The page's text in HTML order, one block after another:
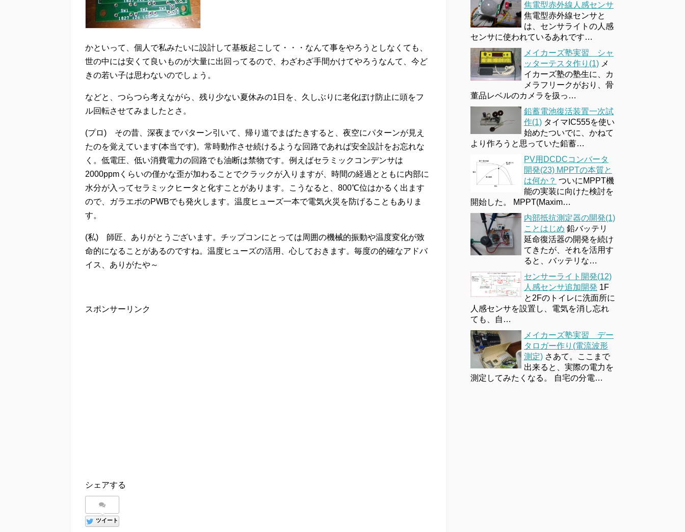
かといって、個人で私みたいに設計して基板起こして・・・なんて事をやろうとしなくても、
世の中には安くて良いものが大量に出回ってるので、わざわざ手間かけてやろうなんて、今ど
きの若い子は思わないのでしょう。
などと、つらつら考えながら、残り少ない夏休みの1日を、久しぶりに老化ぼけ防止に頭をフ
ル回転させてみましたとさ。
(プロ) その昔、深夜までパターン引いて、帰り道でまばたきすると、夜空にパターンが見え
たのを覚えています(本当です)。常時動作させ続けるような回路であれば安全設計をお忘れな
く。低電圧、低い消費電力の回路でも油断は禁物です。例えばセラミックコンデンサは
2000ppmくらいの僅かな歪が加わることでクラックが入りますが、時間の経過とともに内部に
水分が入ってセラミックヒータと化すことがあります。こうなると、800℃位はかるく出ます
ので、ガラエポのPWBでも発火します。温度ヒューズ一本で電気火災を防げることもありま
す。
(私) 師匠、ありがとうございます。チップコンにとっては周囲の機械的振動や温度変化が致
命的になることがあるのですね。温度ヒューズの活用、心しておきます。毎度の的確なアドバ
イス、ありがたや～
スポンサーリンク
シェアする
ツイート
焦電型赤外線人感センサ
焦電型赤外線センサと
は、センサライトの人感
センサに使われているあれです…
メイカーズ塾実習 シャ
ッターテスタ作り(1) メ
イカーズ塾の塾生に、カ
メラフリークがおり、骨
董品レベルのカメラを扱っ…
鉛蓄電池復活装置一次試
作(1) タイマIC555を使い
始めたついでに、かねて
より作ろうと思っていた鉛蓄…
PV用DCDCコンバータ
開発(23) MPPTの本質と
は何か？ ついにMPPT機
能の実装に向けた検討を
開始した。 MPPT(Maxim…
内部抵抗測定器の開発(1)
ことはじめ 鉛バッテリ
延命復活器の開発を続け
てきたが、それを活用す
ると、バッテリな…
センサーライト開発(12)
人感センサ追加開発 1F
と2Fのトイレに洗面所に
人感センサを設置し、電気を消し忘れ
ても、自…
メイカーズ塾実習 デー
タロガー作り(電流波形
測定) さあて。ここまで
出来ると、実際の電力を
測定してみたくなる。 自宅の分電…